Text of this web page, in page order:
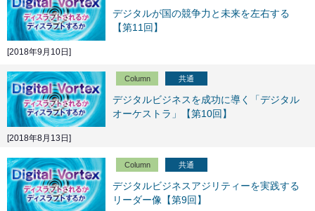
デジタルが国の競争力と未来を左右する
【第11回】
[2018年9月10日]
Column 共通
デジタルビジネスを成功に導く「デジタル
オーケストラ」【第10回】
[2018年8月13日]
Column 共通
デジタルビジネスアジリティーを実践する
リーダー像【第9回】